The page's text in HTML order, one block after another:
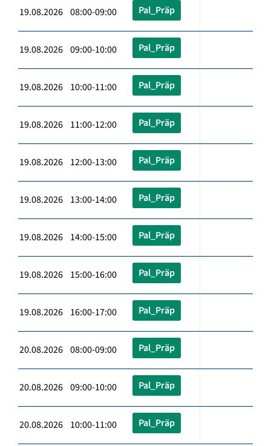
19.08.2026 08:00-09:00 Pal_Präp
19.08.2026 09:00-10:00 Pal_Präp
19.08.2026 10:00-11:00 Pal_Präp
19.08.2026 11:00-12:00 Pal_Präp
19.08.2026 12:00-13:00 Pal_Präp
19.08.2026 13:00-14:00 Pal_Präp
19.08.2026 14:00-15:00 Pal_Präp
19.08.2026 15:00-16:00 Pal_Präp
19.08.2026 16:00-17:00 Pal_Präp
20.08.2026 08:00-09:00 Pal_Präp
20.08.2026 09:00-10:00 Pal_Präp
20.08.2026 10:00-11:00 Pal_Präp